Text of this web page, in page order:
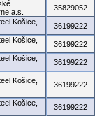
a.s.
35829052
Košice,
36199222
Košice,
36199222
Košice,
36199222
Košice,
36199222
Košice,
36199222